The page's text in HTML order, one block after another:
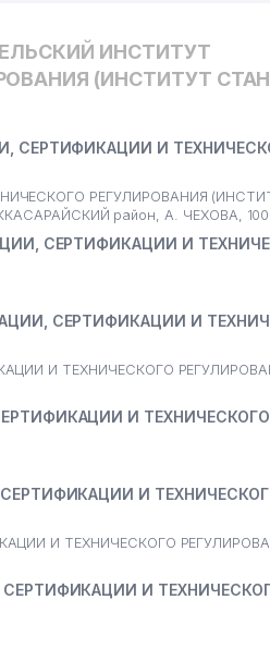
ИНСТИТУТ
(ИНСТИТУТ
СЕРТИФИКАЦИИ И
РЕГУЛИРОВАНИЯ
район, А. ЧЕХОВА,
СЕРТИФИКАЦИИ И
СЕРТИФИКАЦИИ И
И ТЕХНИЧЕСКОГО
И ТЕХНИЧЕСКОГО
И
И ТЕХНИЧЕСКОГО
И